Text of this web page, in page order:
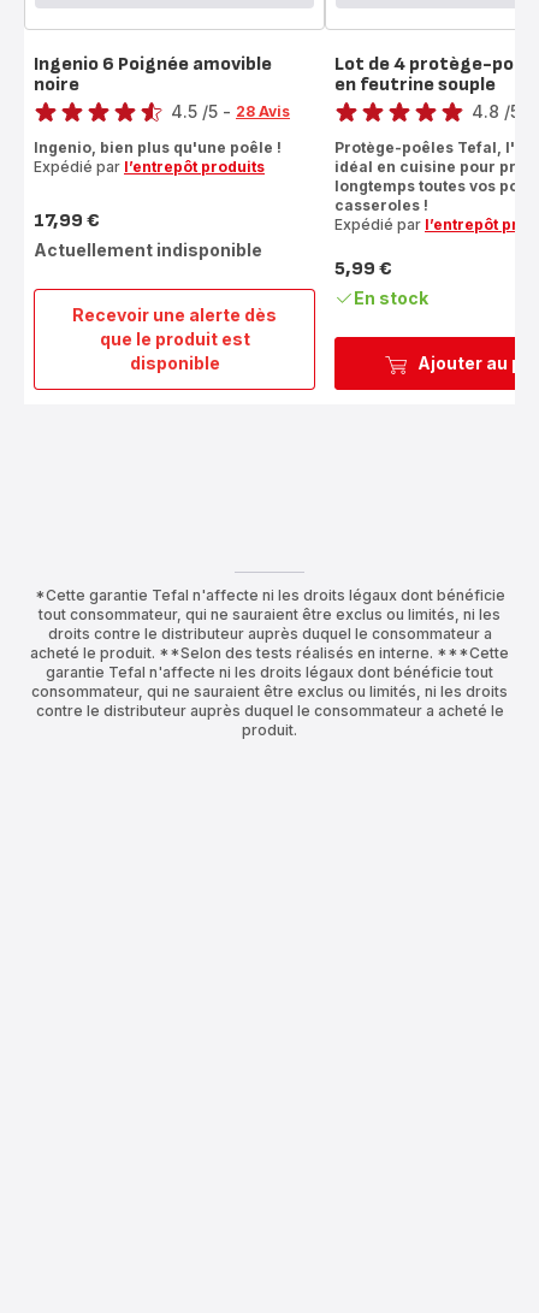
Recevoir une alerte dès
que le produit est
disponible
Ingenio
6
Poignée
Ingenio 6 Poignée amovible
noire
Note
4.5 /5 - 28 Avis
Ingenio, bien plus qu'une poêle !
Expédié par l’entrepôt produits
Prix
17,99 €
Actuellement indisponible
Ajouter au
Lot de 4 protège-
en feutrine souple
Note
4.8 /5
Protège-poêles Tefal,
idéal en cuisine pour
longtemps toutes vos
casseroles !
Expédié par l’entrepôt
Prix
5,99 €
En stock
*Cette garantie Tefal n'affecte ni les droits légaux dont bénéficie
tout consommateur, qui ne sauraient être exclus ou limités, ni les
droits contre le distributeur auprès duquel le consommateur a
acheté le produit. **Selon des tests réalisés en interne. ***Cette
garantie Tefal n'affecte ni les droits légaux dont bénéficie tout
consommateur, qui ne sauraient être exclus ou limités, ni les droits
contre le distributeur auprès duquel le consommateur a acheté le
produit.